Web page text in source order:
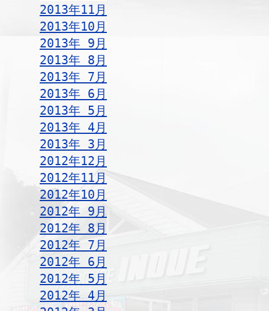
2013年11月
2013年10月
2013年 9月
2013年 8月
2013年 7月
2013年 6月
2013年 5月
2013年 4月
2013年 3月
2012年12月
2012年11月
2012年10月
2012年 9月
2012年 8月
2012年 7月
2012年 6月
2012年 5月
2012年 4月